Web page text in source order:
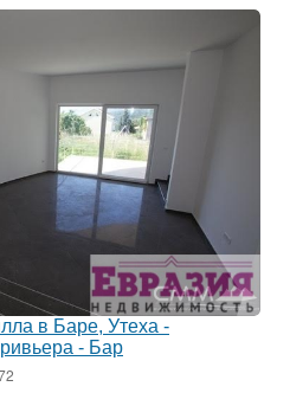
в Баре, Утеха -
- Бар